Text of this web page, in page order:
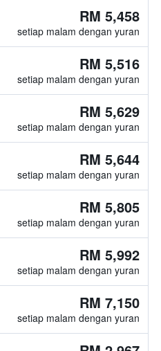
RM 5,458
setiap malam dengan yuran
RM 5,516
setiap malam dengan yuran
RM 5,629
setiap malam dengan yuran
RM 5,644
setiap malam dengan yuran
RM 5,805
setiap malam dengan yuran
RM 5,992
setiap malam dengan yuran
RM 7,150
setiap malam dengan yuran